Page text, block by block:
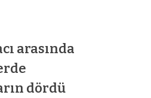
arasında
dördü